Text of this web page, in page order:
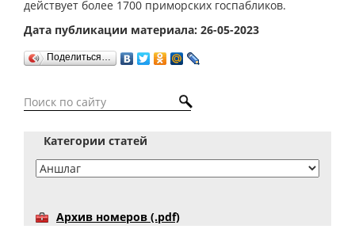
действует более 1700 приморских госпабликов.
Дата публикации материала: 26-05-2023
Поделиться…
Категории статей
Архив номеров (.pdf)